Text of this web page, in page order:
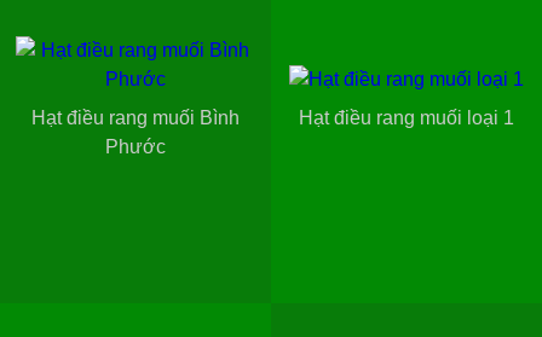
Hạt điều rang muối Bình
Phước
Hạt điều rang muối loại 1